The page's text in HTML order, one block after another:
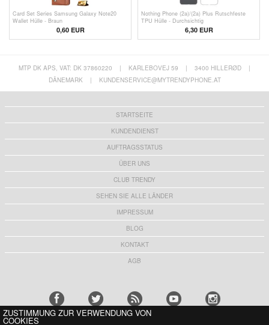
Card Set Series Samsung Galaxy Note20
Wallet Hülle - Braun
0,60EUR
Nothing Phone (2a)/(2a) Plus Rutschfeste
TPU Hülle - Durchsichtig
6,30 EUR
MTP DK APS, VAT: DK 37860220 | KARLEBOVEJ 59 | 3400 HILLERØD
|
DÄNEMARK
| KUNDENSERVICE@MYTRENDYPHONE.AT
STARTSEITE
KUNDENDIENST
AUFTRAGSSTATUS
ÜBER UNS
CLUB TRENDY
SEHEN SIE ALLE LÄNDER
IMPRESSUM
BLOG
KONTAKT
AGB
ZUSTIMMUNG ZUR VERWENDUNG VON
COOKIES